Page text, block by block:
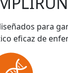
para
eficaz de